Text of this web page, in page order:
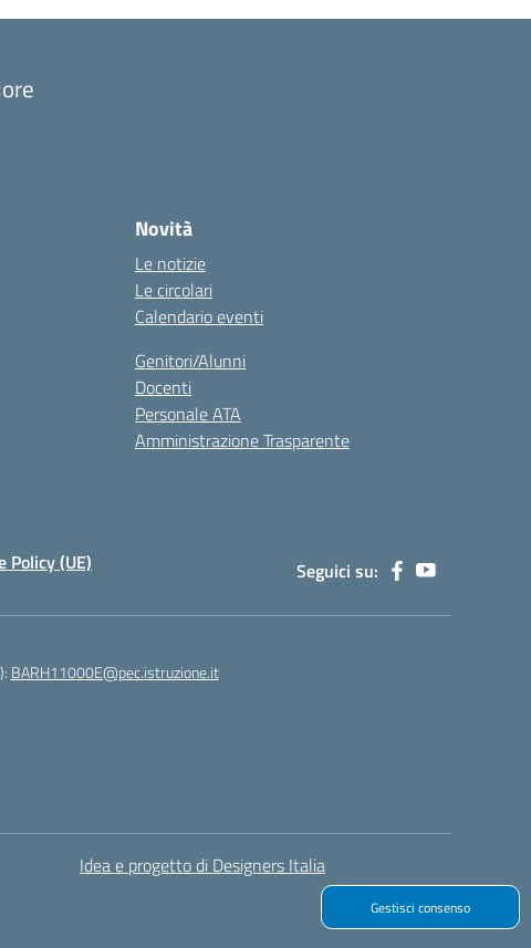
Novità
Le notizie
Le circolari
Calendario eventi
Genitori/Alunni
Docenti
Personale ATA
Amministrazione Trasparente
Policy (UE) Seguici su:
BARH11000E@pec.istruzione.it
Idea e progetto di Designers Italia
Gestisci consenso